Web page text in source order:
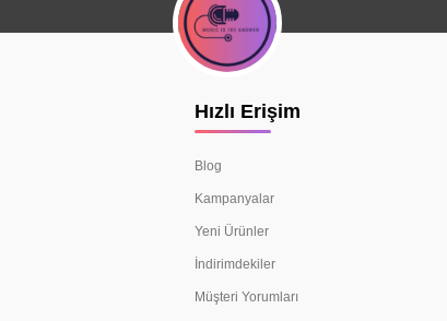
Hızlı Erişim
Blog
Kampanyalar
Yeni Ürünler
İndirimdekiler
Müşteri Yorumları